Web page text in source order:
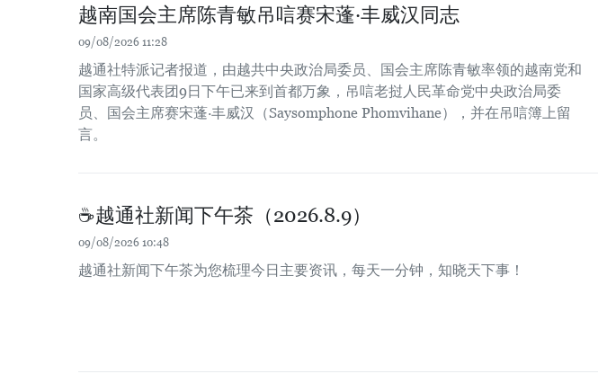
越南国会主席陈青敏吊唁赛宋蓬·丰威汉同志
09/08/2026 11:28
越通社特派记者报道，由越共中央政治局委员、国会主席陈青敏率领的越南党和
国家高级代表团9日下午已来到首都万象，吊唁老挝人民革命党中央政治局委
员、国会主席赛宋蓬·丰威汉（Saysomphone Phomvihane），并在吊唁簿上留
言。
☕️越通社新闻下午茶（2026.8.9）
09/08/2026 10:48
越通社新闻下午茶为您梳理今日主要资讯，每天一分钟，知晓天下事！